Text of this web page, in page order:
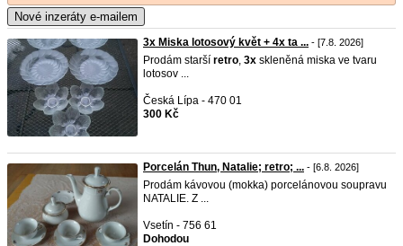
Nové inzeráty e-mailem
3x Miska lotosový květ + 4x ta ... - [7.8. 2026]
Prodám starší retro, 3x skleněná miska ve tvaru
lotosov ...
Česká Lípa - 470 01
300 Kč
Porcelán Thun, Natalie; retro; ... - [6.8. 2026]
Prodám kávovou (mokka) porcelánovou soupravu
NATALIE. Z ...
Vsetín - 756 61
Dohodou